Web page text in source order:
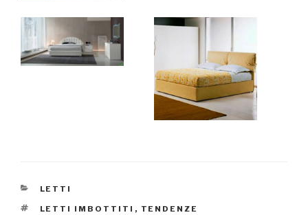
CATEGORIE
LETTI
TAG
LETTI IMBOTTITI , TENDENZE